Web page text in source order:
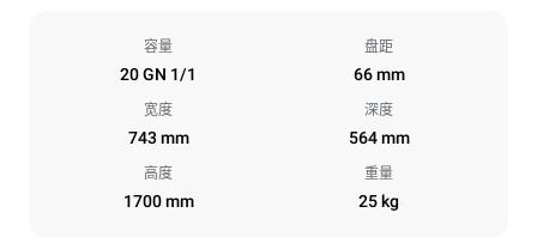
容量
20 GN 1/1
盘距
66 mm
宽度
743 mm
深度
564 mm
高度
1700 mm
重量
25 kg